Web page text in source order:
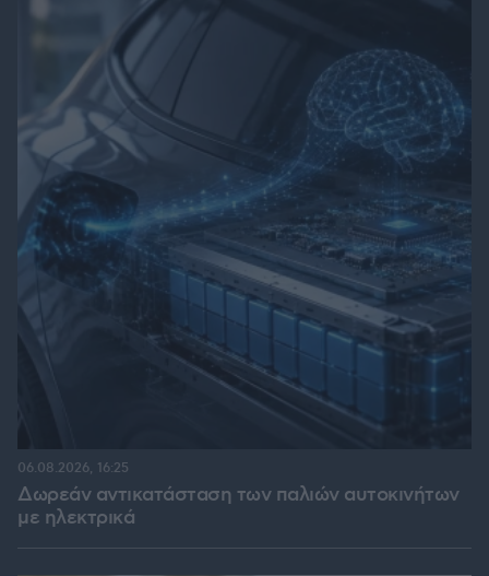
Δωρεάν αντικατάσταση των παλιών αυτοκινήτων
με ηλεκτρικά
06.08.2026, 16:25